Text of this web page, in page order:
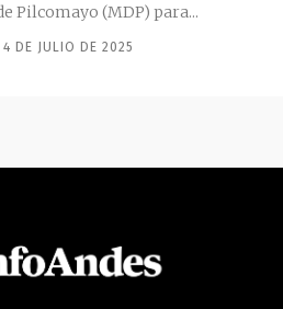
Pilcomayo (MDP) para...
4 DE JULIO DE 2025